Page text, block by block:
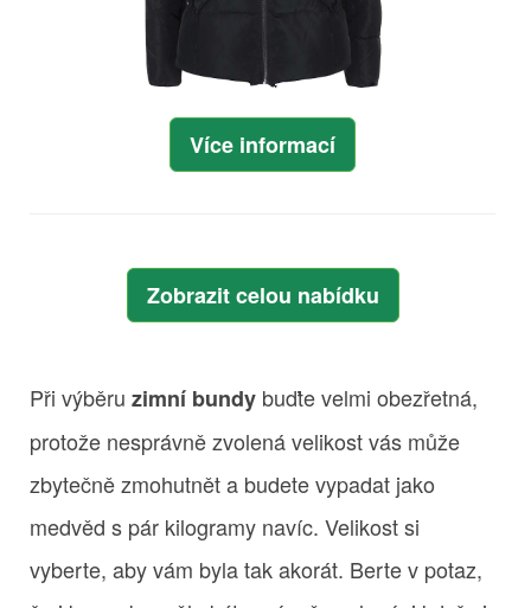
Více informací
Zobrazit celou nabídku
Při výběru zimní bundy buďte velmi obezřetná,
protože nesprávně zvolená velikost vás může
zbytečně zmohutnět a budete vypadat jako
medvěd s pár kilogramy navíc. Velikost si
vyberte, aby vám byla tak akorát. Berte v potaz,